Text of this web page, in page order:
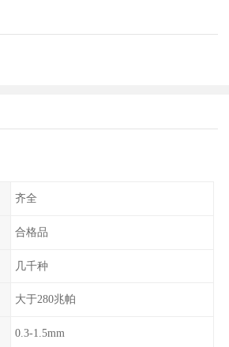
齐全
合格品
几千种
大于280兆帕
0.3-1.5mm